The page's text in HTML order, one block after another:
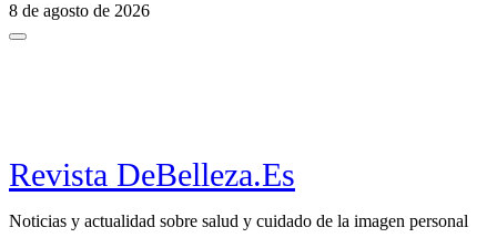
8 de agosto de 2026
Revista DeBelleza.Es
Noticias y actualidad sobre salud y cuidado de la imagen personal